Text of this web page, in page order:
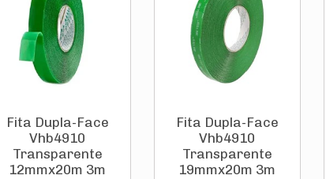
Fita Dupla-Face
Vhb4910
Transparente
12mmx20m 3m
Fita Dupla-Face
Vhb4910
Transparente
19mmx20m 3m